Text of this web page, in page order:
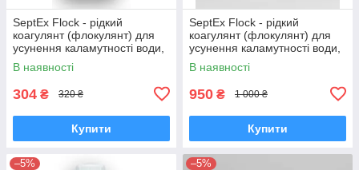
SeptEx Flock - рідкий
коагулянт (флокулянт) для
усунення каламутності води,
1 л
В наявності
304 ₴ 320 ₴
Купити
SeptEx Flock - рідкий
коагулянт (флокулянт) для
усунення каламутності води,
5 л
В наявності
950 ₴ 1 000 ₴
Купити
–5% –5%